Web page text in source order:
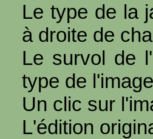
Le type de la
à droite de
Le survol de
type de
Un clic sur
L'édition